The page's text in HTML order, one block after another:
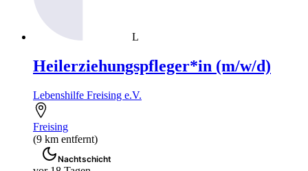
L
Heilerziehungspfleger*in (m/w/d)
Lebenshilfe Freising e.V.
Freising
(9 km entfernt)
Nachtschicht